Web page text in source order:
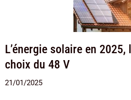
L’énergie solaire en
choix du 48 V
21/01/2025